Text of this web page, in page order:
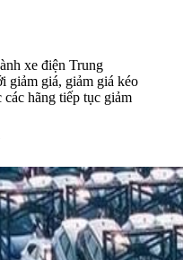
xe điện Trung
giảm giá, giảm giá kéo
hãng tiếp tục giảm